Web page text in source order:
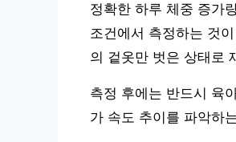
정확한 하루 체중 증가
조건에서 측정하는 것
의 겉옷만 벗은 상태로
측정 후에는 반드시 육
가 속도 추이를 파악하